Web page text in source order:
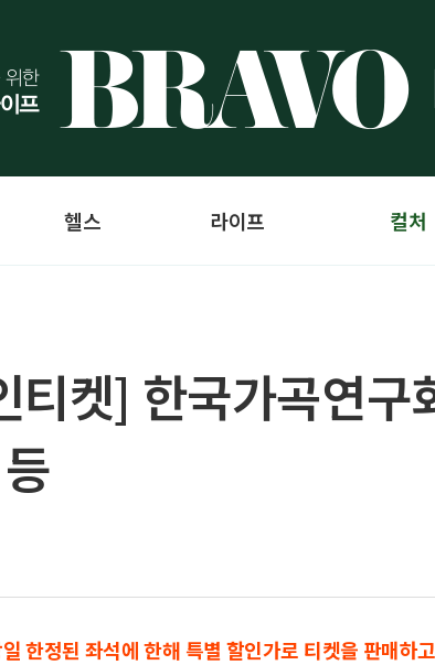
헬스 라이프 컬처
티켓] 한국가곡연구
한정된 좌석에 한해 특별 할인가로 티켓을 판매하고